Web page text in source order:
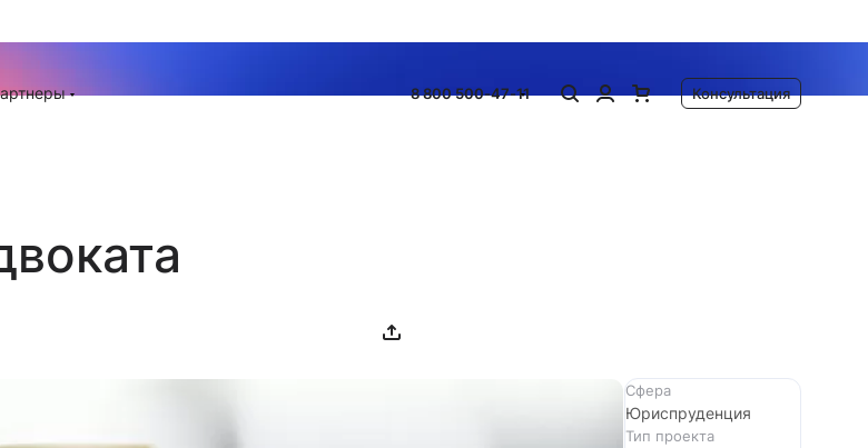
8 800 500-47-11 Консультация
Сфера
Юриспруденция
Тип проекта